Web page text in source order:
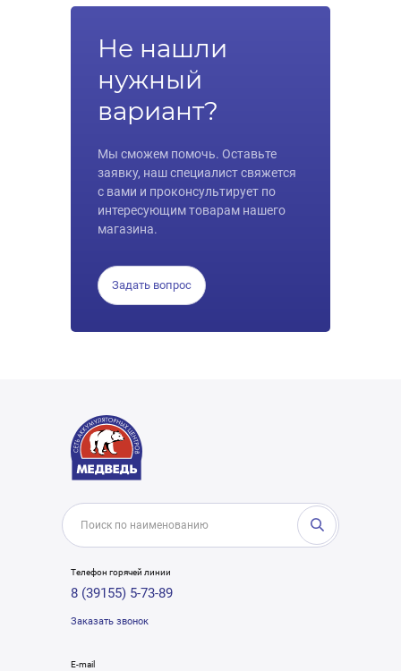
Не нашли
нужный
вариант?
Мы сможем помочь. Оставьте
заявку, наш специалист свяжется
с вами и проконсультирует по
интересующим товарам нашего
магазина.
Задать вопрос
Телефон горячей линии
8 (39155) 5-73-89
Заказать звонок
E-mail